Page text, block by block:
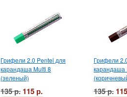
Грифели 2.0 Pentel для
карандаша Multi 8
(зеленый)
135 р. 115 р.
Грифели
карандаша
135 р.